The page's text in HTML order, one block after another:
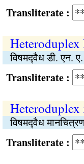
:
विषमद्‍वैध डी. एन. ए.
:
Heteroduplex
विषमद्‍वैध
: